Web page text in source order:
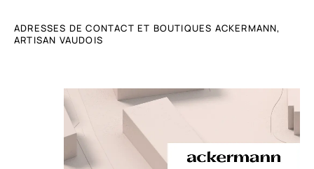
ADRESSES DE CONTACT ET BOUTIQUES ACKERMANN,
ARTISAN VAUDOIS